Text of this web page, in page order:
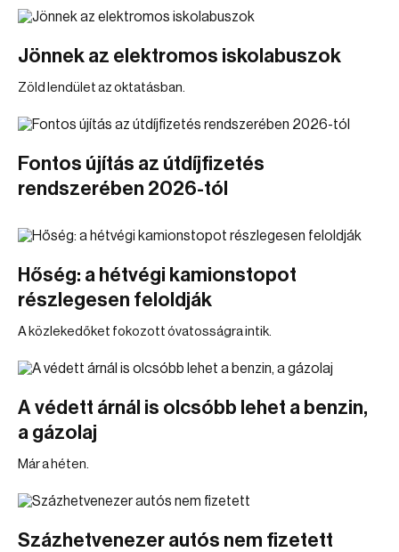
Jönnek az elektromos iskolabuszok
Zöld lendület az oktatásban.
Fontos újítás az útdíjfizetés
rendszerében 2026-tól
Hőség: a hétvégi kamionstopot
részlegesen feloldják
A közlekedőket fokozott óvatosságra intik.
A védett árnál is olcsóbb lehet a benzin,
a gázolaj
Már a héten.
Százhetvenezer autós nem fizetett